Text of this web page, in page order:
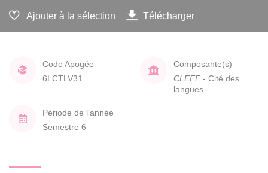
Ajouter à la sélection Télécharger
Code Apogée
6LCTLV31
Composante(s)
CLEFF - Cité des
langues
Période de l'année
Semestre 6